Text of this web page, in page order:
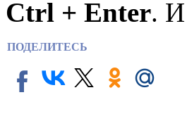
Ctrl + Enter.
ПОДЕЛИТЕСЬ